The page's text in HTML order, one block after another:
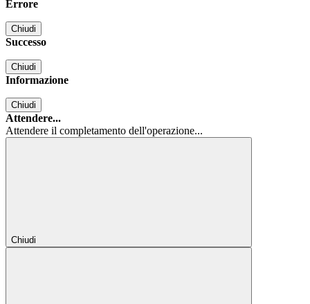
Errore
Chiudi
Successo
Chiudi
Informazione
Chiudi
Attendere...
Attendere il completamento dell'operazione...
Chiudi